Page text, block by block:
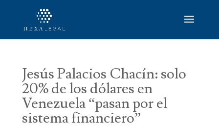
Jesús Palacios Chacín: solo
20% de los dólares en
Venezuela “pasan por el
sistema financiero”